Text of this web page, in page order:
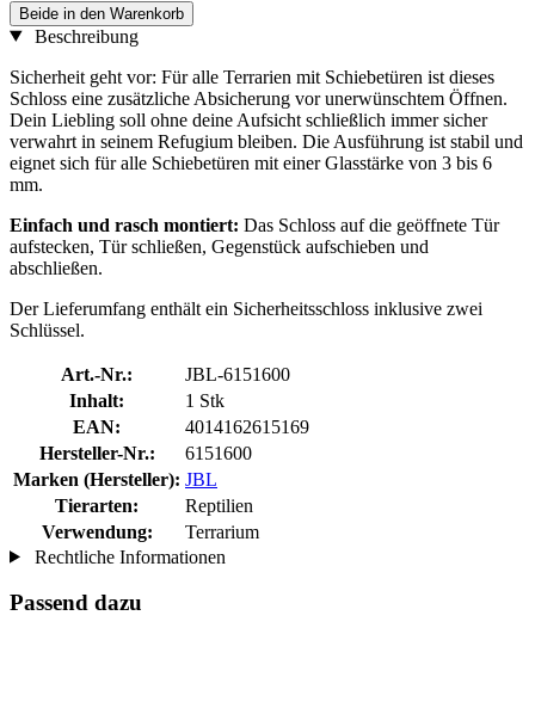
Beide in den Warenkorb
Beschreibung
Sicherheit geht vor: Für alle Terrarien mit Schiebetüren ist dieses
Schloss eine zusätzliche Absicherung vor unerwünschtem Öffnen.
Dein Liebling soll ohne deine Aufsicht schließlich immer sicher
verwahrt in seinem Refugium bleiben. Die Ausführung ist stabil und
eignet sich für alle Schiebetüren mit einer Glasstärke von 3 bis 6
mm.
Einfach und rasch montiert: Das Schloss auf die geöffnete Tür
aufstecken, Tür schließen, Gegenstück aufschieben und
abschließen.
Der Lieferumfang enthält ein Sicherheitsschloss inklusive zwei
Schlüssel.
Art.-Nr.:
JBL-6151600
Inhalt:
1 Stk
EAN:
4014162615169
Hersteller-Nr.:
6151600
Marken (Hersteller): JBL
Tierarten:
Reptilien
Verwendung:
Terrarium
Rechtliche Informationen
Passend dazu